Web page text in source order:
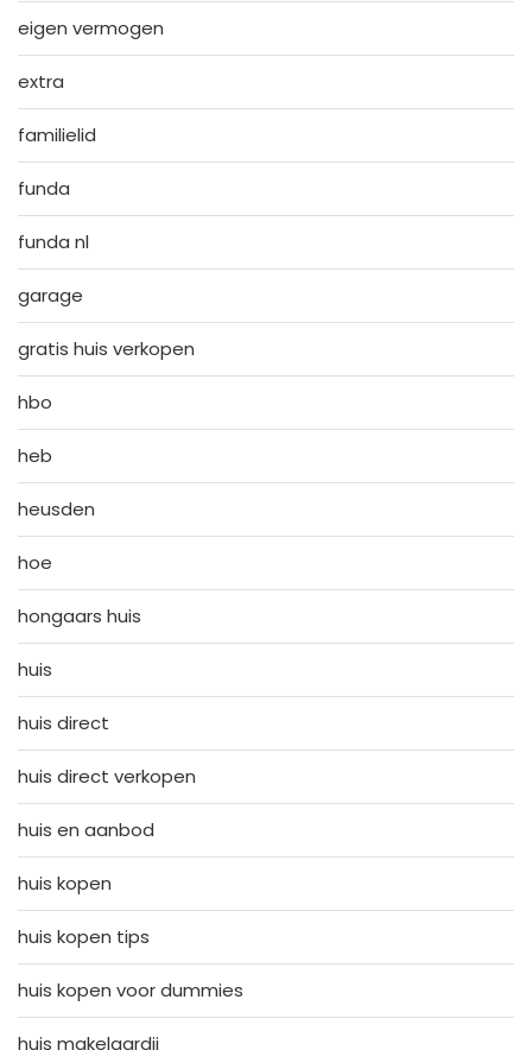
eigen vermogen
extra
familielid
funda
funda nl
garage
gratis huis verkopen
hbo
heb
heusden
hoe
hongaars huis
huis
huis direct
huis direct verkopen
huis en aanbod
huis kopen
huis kopen tips
huis kopen voor dummies
huis makelaardij